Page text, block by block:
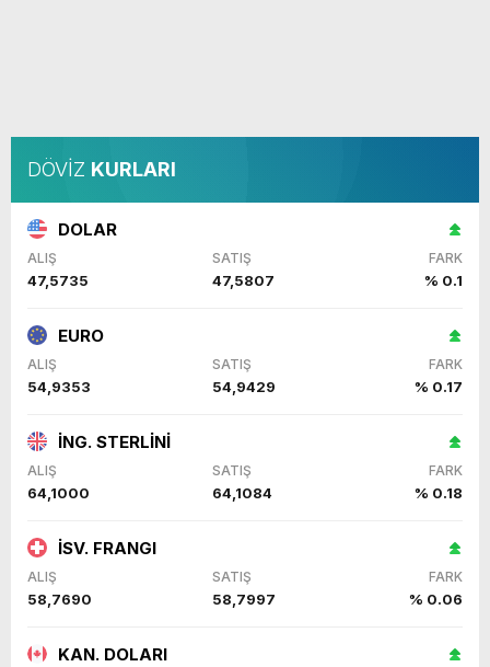
DÖVİZ KURLARI
DOLAR
ALIŞ SATIŞ FARK
47,5735 47,5807 % 0.1
EURO
ALIŞ SATIŞ FARK
54,9353 54,9429 % 0.17
İNG. STERLİNİ
ALIŞ SATIŞ FARK
64,1000 64,1084 % 0.18
İSV. FRANGI
ALIŞ SATIŞ FARK
58,7690 58,7997 % 0.06
KAN. DOLARI